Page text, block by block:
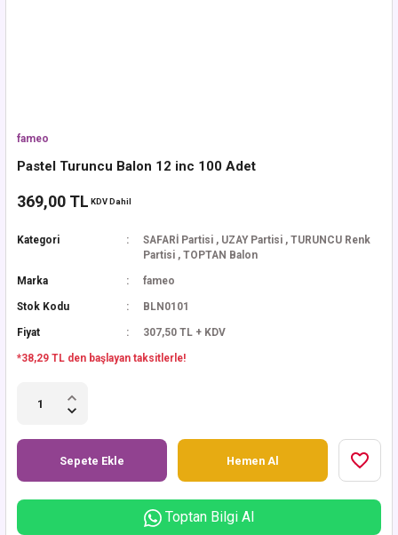
fameo
Pastel Turuncu Balon 12 inc 100 Adet
369,00 TL KDV Dahil
Kategori SAFARİ Partisi , UZAY Partisi , TURUNCU Renk
Partisi , TOPTAN Balon
Marka fameo
Stok Kodu BLN0101
Fiyat 307,50 TL + KDV
*38,29 TL den başlayan taksitlerle!
Sepete Ekle Hemen Al
Toptan Bilgi Al